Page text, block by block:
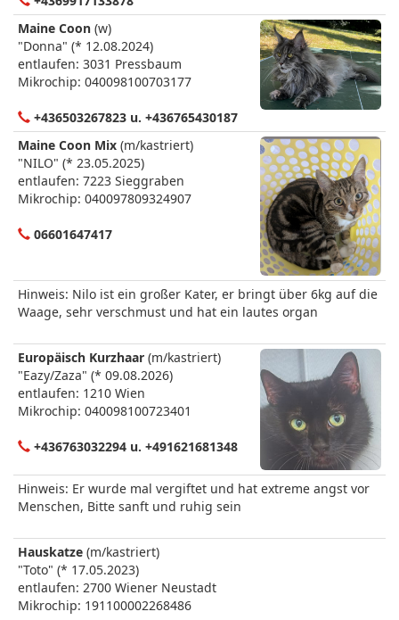
Maine Coon (w)
"Donna" (* 12.08.2024)
entlaufen: 3031 Pressbaum
Mikrochip: 040098100703177
+436503267823 u. +436765430187
Maine Coon Mix (m/kastriert)
"NILO" (* 23.05.2025)
entlaufen: 7223 Sieggraben
Mikrochip: 040097809324907
06601647417
Hinweis: Nilo ist ein großer Kater, er bringt über 6kg auf die
Waage, sehr verschmust und hat ein lautes organ
Europäisch Kurzhaar (m/kastriert)
"Eazy/Zaza" (* 09.08.2026)
entlaufen: 1210 Wien
Mikrochip: 040098100723401
+436763032294 u. +491621681348
Hinweis: Er wurde mal vergiftet und hat extreme angst vor
Menschen, Bitte sanft und ruhig sein
Hauskatze (m/kastriert)
"Toto" (* 17.05.2023)
entlaufen: 2700 Wiener Neustadt
Mikrochip: 191100002268486